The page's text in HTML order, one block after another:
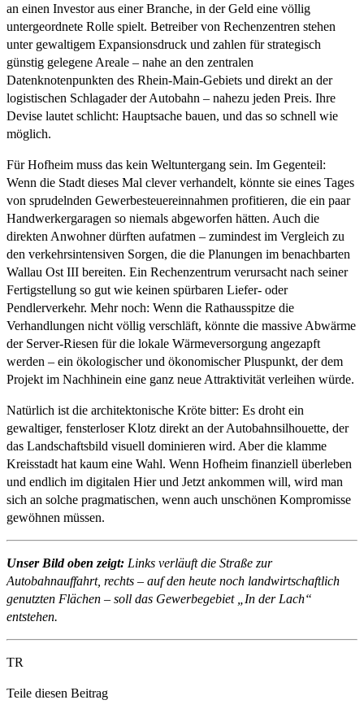
an einen Investor aus einer Branche, in der Geld eine völlig
untergeordnete Rolle spielt. Betreiber von Rechenzentren stehen
unter gewaltigem Expansionsdruck und zahlen für strategisch
günstig gelegene Areale – nahe an den zentralen
Datenknotenpunkten des Rhein-Main-Gebiets und direkt an der
logistischen Schlagader der Autobahn – nahezu jeden Preis. Ihre
Devise lautet schlicht: Hauptsache bauen, und das so schnell wie
möglich.
Für Hofheim muss das kein Weltuntergang sein. Im Gegenteil:
Wenn die Stadt dieses Mal clever verhandelt, könnte sie eines Tages
von sprudelnden Gewerbesteuereinnahmen profitieren, die ein paar
Handwerkergaragen so niemals abgeworfen hätten. Auch die
direkten Anwohner dürften aufatmen – zumindest im Vergleich zu
den verkehrsintensiven Sorgen, die die Planungen im benachbarten
Wallau Ost III bereiten. Ein Rechenzentrum verursacht nach seiner
Fertigstellung so gut wie keinen spürbaren Liefer- oder
Pendlerverkehr. Mehr noch: Wenn die Rathausspitze die
Verhandlungen nicht völlig verschläft, könnte die massive Abwärme
der Server-Riesen für die lokale Wärmeversorgung angezapft
werden – ein ökologischer und ökonomischer Pluspunkt, der dem
Projekt im Nachhinein eine ganz neue Attraktivität verleihen würde.
Natürlich ist die architektonische Kröte bitter: Es droht ein
gewaltiger, fensterloser Klotz direkt an der Autobahnsilhouette, der
das Landschaftsbild visuell dominieren wird. Aber die klamme
Kreisstadt hat kaum eine Wahl. Wenn Hofheim finanziell überleben
und endlich im digitalen Hier und Jetzt ankommen will, wird man
sich an solche pragmatischen, wenn auch unschönen Kompromisse
gewöhnen müssen.
Unser Bild oben zeigt: Links verläuft die Straße zur
Autobahnauffahrt, rechts – auf den heute noch landwirtschaftlich
genutzten Flächen – soll das Gewerbegebiet „In der Lach“
entstehen.
TR
Teile diesen Beitrag